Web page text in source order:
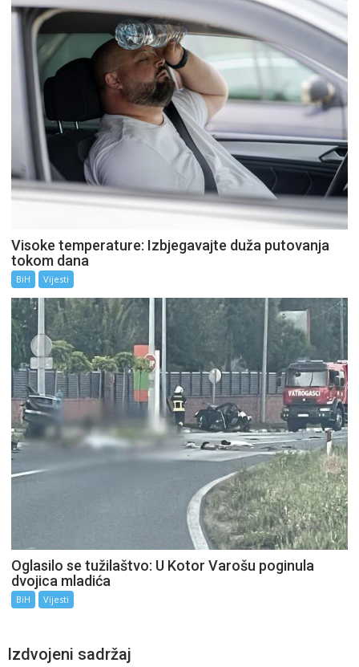
Visoke temperature: Izbjegavajte duža putovanja
tokom dana
BiH Vijesti
Oglasilo se tužilaštvo: U Kotor Varošu poginula
dvojica mladića
BiH Vijesti
Izdvojeni sadržaj